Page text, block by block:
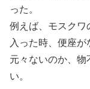
った。
例えば、モスク
入った時、便座が
元々ないのか、物
い。